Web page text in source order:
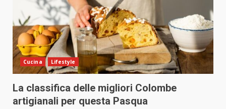
Cucina Lifestyle
La classifica delle migliori Colombe
artigianali per questa Pasqua